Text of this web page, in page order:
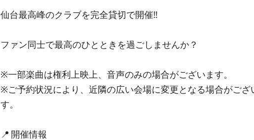
仙台最高峰のクラブを完全貸切で開催‼️
ファン同士で最高のひとときを過ごしませんか？
※一部楽曲は権利上映上、音声のみの場合がございます。
※ご予約状況により、近隣の広い会場に変更となる場合がござ
す。
📍 開催情報